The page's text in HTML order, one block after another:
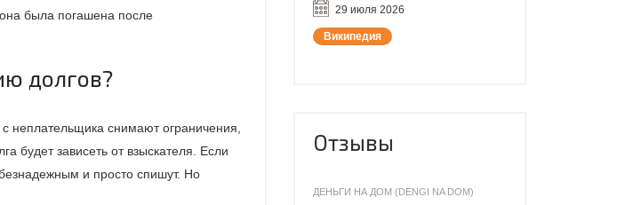
была погашена после
долгов?
неплательщика снимают ограничения,
будет зависеть от взыскателя. Если
и просто спишут. Но
29 июля 2026
Википедия
Отзывы
ДЕНЬГИ НА ДОМ (DENGI NA DOM)